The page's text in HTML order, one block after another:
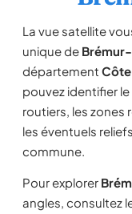
La vue satellite
unique de
département
pouvez identifier
routiers, les zones
les éventuels
commune.
Pour explorer
angles, consultez